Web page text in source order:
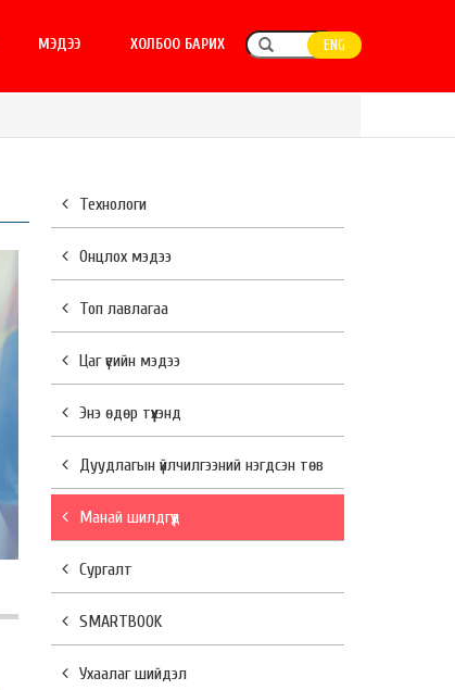
МЭДЭЭ ХОЛБОО БАРИХ ENG
Технологи
Онцлох мэдээ
Топ лавлагаа
Цаг үеийн мэдээ
Энэ өдөр түүхэнд
Дуудлагын үйлчилгээний нэгдсэн төв
Манай шилдгүүд
Сургалт
SMARTBOOK
Ухаалаг шийдэл